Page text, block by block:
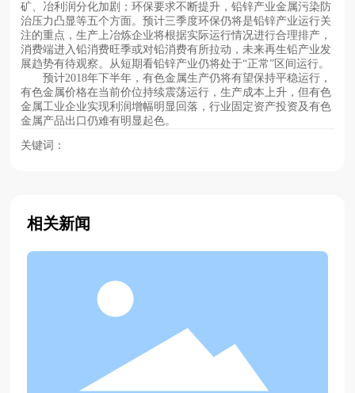
矿、冶利润分化加剧；环保要求不断提升，铅锌产业金属污染防
治压力凸显等五个方面。预计三季度环保仍将是铅锌产业运行关
注的重点，生产上冶炼企业将根据实际运行情况进行合理排产，
消费端进入铅消费旺季或对铅消费有所拉动，未来再生铅产业发
展趋势有待观察。从短期看铅锌产业仍将处于“正常”区间运行。
预计2018年下半年，有色金属生产仍将有望保持平稳运行，
有色金属价格在当前价位持续震荡运行，生产成本上升，但有色
金属工业企业实现利润增幅明显回落，行业固定资产投资及有色
金属产品出口仍难有明显起色。
关键词：
相关新闻